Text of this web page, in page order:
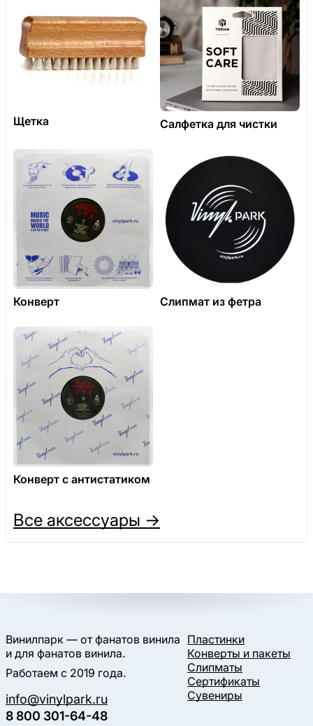
Щетка Салфетка для чистки
Конверт Слипмат из фетра
Конверт с антистатиком
Все аксессуары →
Винилпарк — от фанатов винила
и для фанатов винила.
Работаем с 2019 года.
info@vinylpark.ru
8 800 301-64-48
Пластинки
Конверты и пакеты
Слипматы
Сертификаты
Сувениры